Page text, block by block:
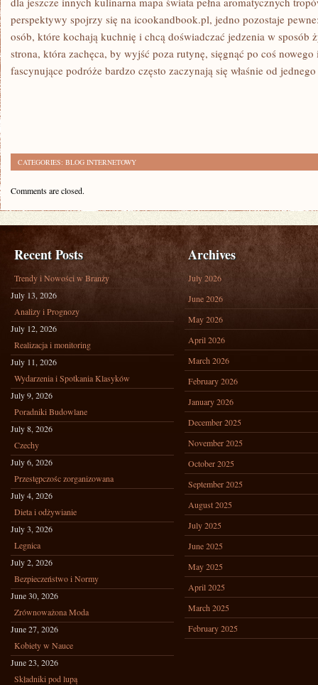
perspektywy spojrzy się na icookandbook.pl, jedno pozostaje
osób, które kochają kuchnię i chcą doświadczać jedzenia w sposób
strona, która zachęca, by wyjść poza rutynę, sięgnąć po coś
fascynujące podróże bardzo często zaczynają się właśnie od
CATEGORIES: BLOG INTERNETOWY
Comments are closed.
Recent Posts
Trendy i Nowości w Branży
July 13, 2026
Analizy i Prognozy
July 12, 2026
Realizacja i monitoring
July 11, 2026
Wydarzenia i Spotkania Klasyków
July 9, 2026
Poradniki Budowlane
July 8, 2026
Czechy
July 6, 2026
Przestępczośc zorganizowana
July 4, 2026
Dieta i odżywianie
July 3, 2026
Legnica
July 2, 2026
Bezpieczeństwo i Normy
June 30, 2026
Zrównoważona Moda
June 27, 2026
Kobiety w Nauce
June 23, 2026
Składniki pod lupą
Archives
July 2026
June 2026
May 2026
April 2026
March 2026
February 2026
January 2026
December 2025
November 2025
October 2025
September 2025
August 2025
July 2025
June 2025
May 2025
April 2025
March 2025
February 2025